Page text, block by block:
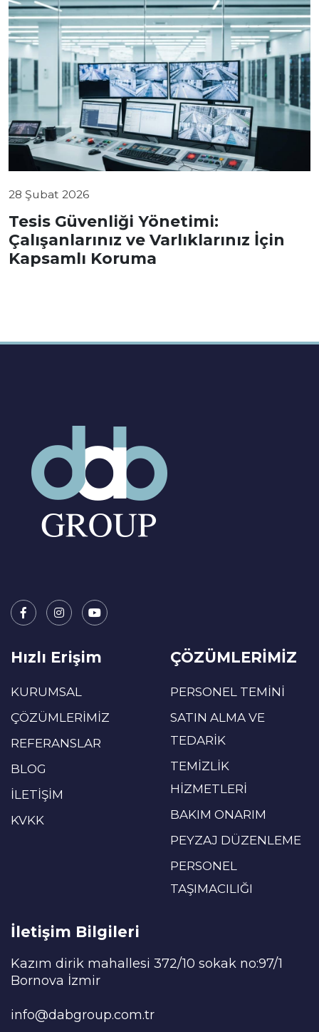
28 Şubat 2026
Tesis Güvenliği Yönetimi:
Çalışanlarınız ve Varlıklarınız İçin
Kapsamlı Koruma
Hızlı Erişim
KURUMSAL
ÇÖZÜMLERİMİZ
REFERANSLAR
BLOG
İLETİŞİM
KVKK
ÇÖZÜMLERİMİZ
PERSONEL TEMİNİ
SATIN ALMA VE
TEDARİK
TEMİZLİK
HİZMETLERİ
BAKIM ONARIM
PEYZAJ DÜZENLEME
PERSONEL
TAŞIMACILIĞI
İletişim Bilgileri
Kazım dirik mahallesi 372/10 sokak no:97/1
Bornova İzmir
info@dabgroup.com.tr